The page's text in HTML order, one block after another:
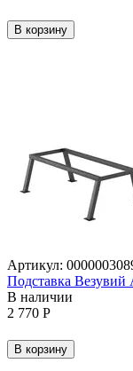
В корзину
Артикул:
Подставка
В наличии
2 770 Р
В корзину